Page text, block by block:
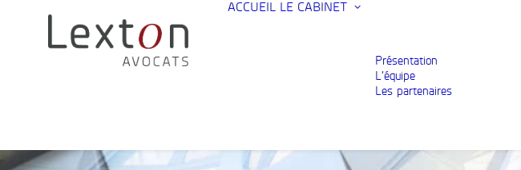
ACCUEIL LE CABINET
Présentation
L’équipe
Les partenaires